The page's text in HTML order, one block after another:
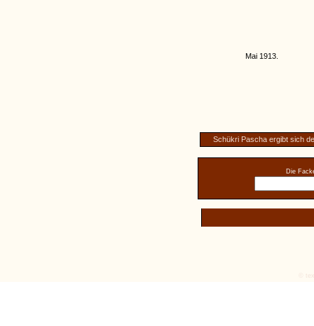
Mai 1913.
Schükri Pascha ergibt sich
Die